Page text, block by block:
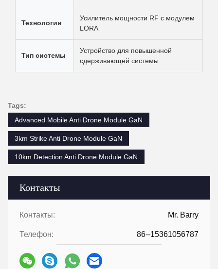
Контакты
Контакты: Mr. Barry
Телефон: 86--15361056787
Технологии
Усилитель мощности RF с модулем
LORA
Тип системы
Устройство для повышенной
сдерживающей системы
Tags:
Advanced Mobile Anti Drone Module GaN
3km Strike Anti Drone Module GaN
10km Detection Anti Drone Module GaN